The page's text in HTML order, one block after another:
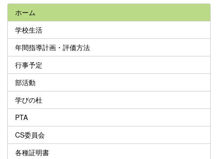
ホーム
学校生活
年間指導計画・評価方法
行事予定
部活動
学びの杜
PTA
CS委員会
各種証明書